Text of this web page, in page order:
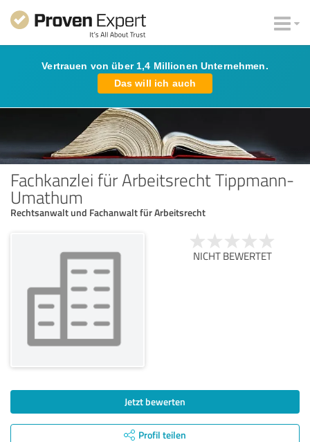
Vertrauen von über 1,4 Millionen Unternehmen.
Das will ich auch
Fachkanzlei für Arbeitsrecht Tippmann-
Umathum
Rechtsanwalt und Fachanwalt für Arbeitsrecht
NICHT BEWERTET
Jetzt bewerten
Profil teilen